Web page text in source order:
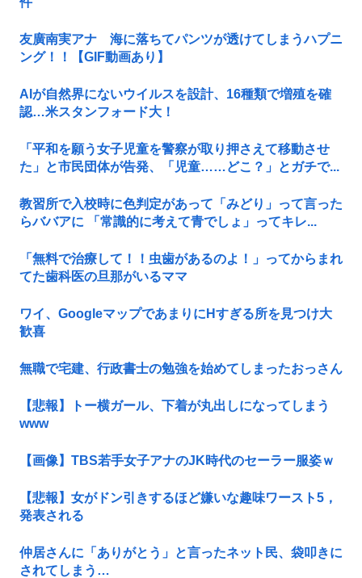
友廣南実アナ 海に落ちてパンツが透けてしまうハプニ
ング！！【GIF動画あり】
AIが自然界にないウイルスを設計、16種類で増殖を確
認…米スタンフォード大！
「平和を願う女子児童を警察が取り押さえて移動させ
た」と市民団体が告発、「児童……どこ？」とガチで...
教習所で入校時に色判定があって「みどり」って言った
らババアに 「常識的に考えて青でしょ」ってキレ...
「無料で治療して！！虫歯があるのよ！」ってからまれ
てた歯科医の旦那がいるママ
ワイ、GoogleマップであまりにΗすぎる所を見つけ大
歓喜
無職で宅建、行政書士の勉強を始めてしまったおっさん
【悲報】トー横ガール、下着が丸出しになってしまう
www
【画像】TBS若手女子アナのJK時代のセーラー服姿ｗ
【悲報】女がドン引きするほど嫌いな趣味ワースト5，
発表される
仲居さんに「ありがとう」と言ったネット民、袋叩きに
されてしまう…